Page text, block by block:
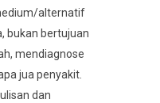
alternatif
bukan bertujuan
mendiagnose
jua penyakit.
dan